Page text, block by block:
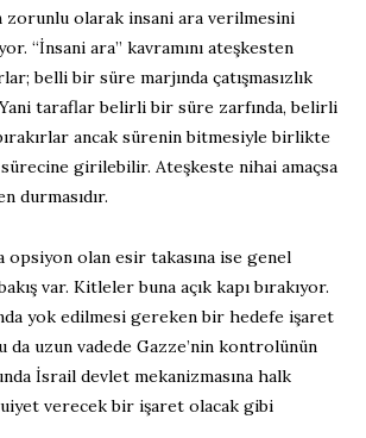
olarak insani ara verilmesini
“İnsani ara” kavramını ateşkesten
belli bir süre marjında çatışmasızlık
Yani taraflar belirli bir süre zarfında, belirli
ancak sürenin bitmesiyle birlikte
sürecine girilebilir. Ateşkeste nihai amaçsa
durmasıdır.
opsiyon olan esir takasına ise genel
var. Kitleler buna açık kapı bırakıyor.
yok edilmesi gereken bir hedefe işaret
da uzun vadede Gazze’nin kontrolünün
İsrail devlet mekanizmasına halk
verecek bir işaret olacak gibi